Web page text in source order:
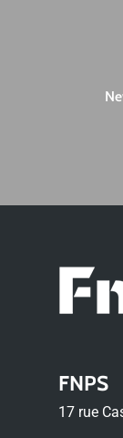
FNPS
17 rue